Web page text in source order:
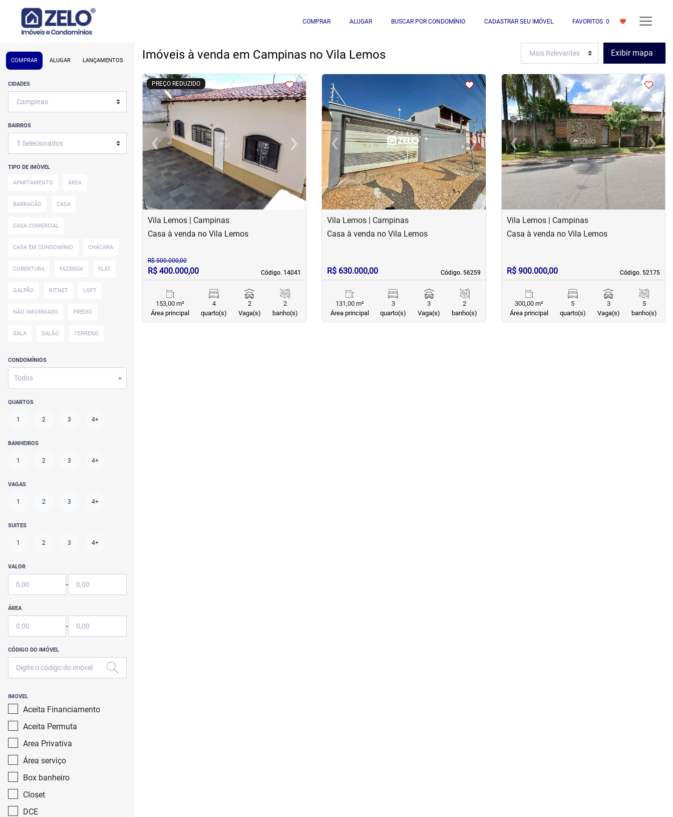
COMPRAR ALUGAR BUSCAR POR CONDOMÍNIO CADASTRAR SEU IMÓVEL FAVORITOS 0
COMPRAR ALUGAR LANÇAMENTOS
CIDADES
BAIRROS
1 Selecionados
TIPO DE IMÒVEL
APARTAMENTO ÁREA
BARRACÃO CASA
CASA COMERCIAL
CASA EM CONDOMÍNIO CHÁCARA
COBERTURA FAZENDA FLAT
GALPÃO KITNET LOFT
NÃO INFORMADO PRÉDIO
SALA SALÃO TERRENO
CONDOMÍNIOS
Todos
QUARTOS
1 2 3 4+
BANHEIROS
1 2 3 4+
VAGAS
1 2 3 4+
SUITES
1 2 3 4+
VALOR
-
ÁREA
-
CÓDIGO DO IMÓVEL
IMOVEL
Aceita Financiamento
Aceita Permuta
Area Privativa
Área serviço
Box banheiro
Closet
DCE
Imóveis à venda em Campinas no Vila Lemos Exibir mapa
PREÇO REDUZIDO
<<<<
‹Previous ›Next
Vila Lemos | Campinas
Código. 14041
Código. 14041
Casa à venda no Vila Lemos
R$ 500.000,00
R$ 400.000,00
153,00 m²
Área principal
4
quarto(s)
2
Vaga(s)
2
banho(s)
<
‹Previous ›Next
Vila Lemos | Campinas
Código. 56259
Código. 56259
Casa à venda no Vila Lemos
R$ 630.000,00
131,00 m²
Área principal
3
quarto(s)
3
Vaga(s)
2
banho(s)
<<<<
‹Previous ›Next
Vila Lemos | Campinas
Código. 52175
Código. 52175
Casa à venda no Vila Lemos
R$ 900.000,00
300,00 m²
Área principal
5
quarto(s)
3
Vaga(s)
5
banho(s)